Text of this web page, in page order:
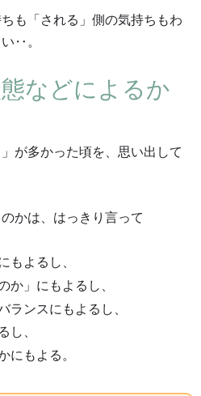
も「される」側の気持ちもわ
‥。
などによるか
が多かった頃を、思い出して
かは、はっきり言って
もよるし、
か」にもよるし、
ランスにもよるし、
し、
にもよる。